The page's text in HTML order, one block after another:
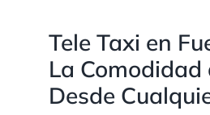
Tele Taxi en
La
Desde